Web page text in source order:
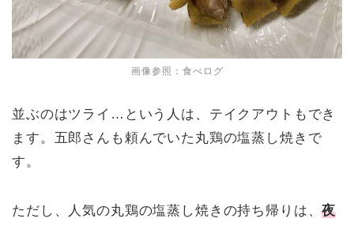
画像参照：食べログ
並ぶのはツライ…という人は、テイクアウトもでき
ます。五郎さんも頼んでいた丸鶏の塩蒸し焼きで
す。
ただし、人気の丸鶏の塩蒸し焼きの持ち帰りは、夜